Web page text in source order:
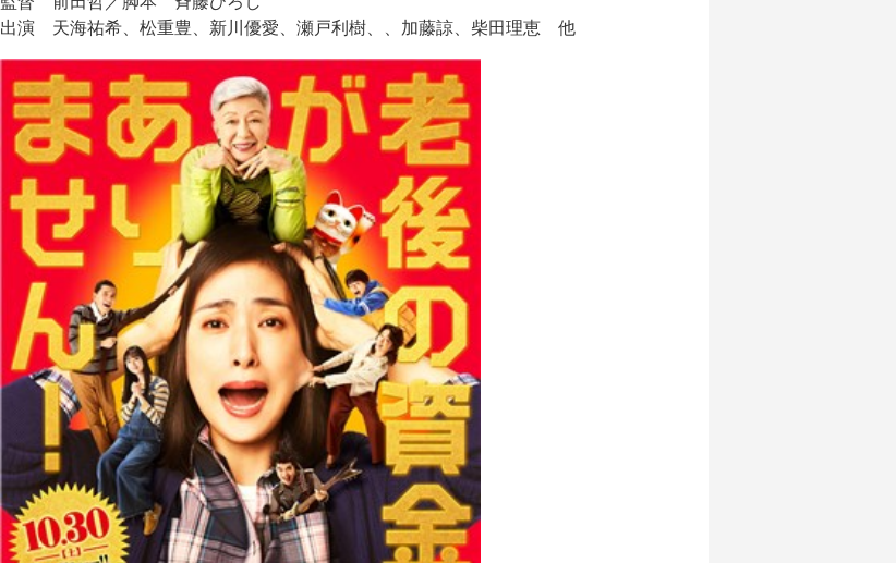
出演 天海祐希、松重豊、新川優愛、瀬戸利樹、、加藤諒、柴田理恵 他